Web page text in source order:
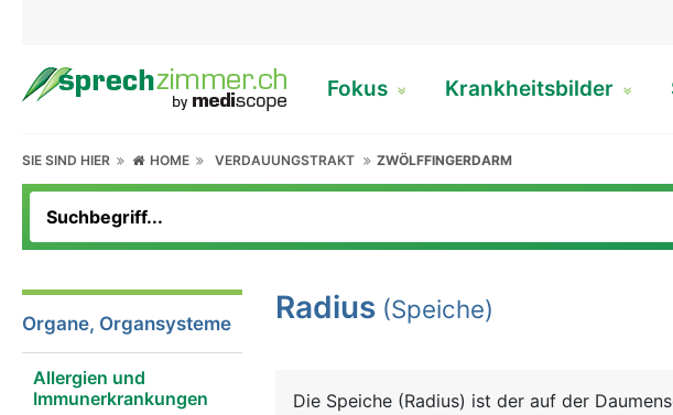
Fokus Krankheitsbilder
SIE SIND HIER HOME VERDAUUNGSTRAKT ZWÖLFFINGERDARM
Organe, Organsysteme
Allergien und
Immunerkrankungen
Radius (Speiche)
Die Speiche (Radius) ist der auf der